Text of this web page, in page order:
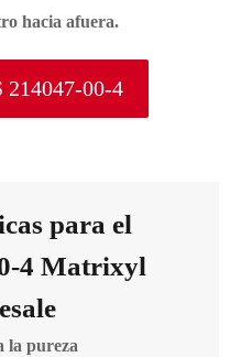
hacia afuera.
214047-00-4
para el
4 Matrixyl
la pureza